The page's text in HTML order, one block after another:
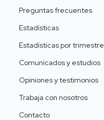
Preguntas frecuentes
Estadísticas
Estadísticas por trimestre
Comunicados y estudios
Opiniones y testimonios
Trabaja con nosotros
Contacto